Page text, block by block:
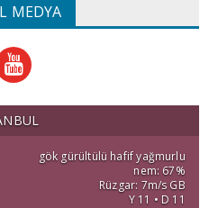
MEDYA
gök gürültülü hafif yağmurlu
nem: 67%
Rüzgar: 7m/s GB
Y 11 • D 11